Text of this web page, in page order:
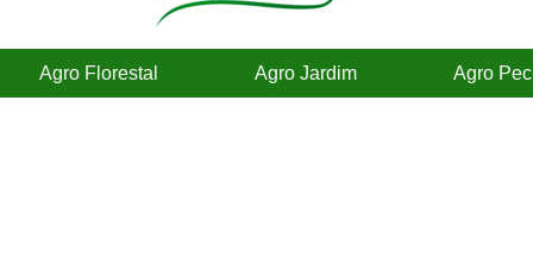
Agro Florestal Agro Jardim Agro